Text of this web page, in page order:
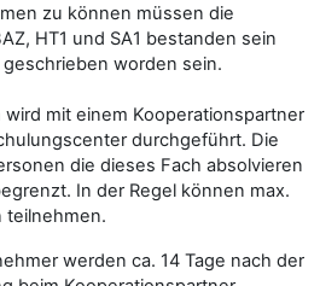
zu können müssen die
HT1 und SA1 bestanden sein
worden sein.
wird mit einem Kooperationspartner
durchgeführt. Die
die dieses Fach absolvieren
In der Regel können max.
teilnehmen.
werden ca. 14 Tage nach der